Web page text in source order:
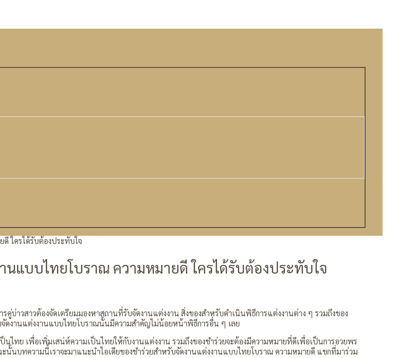
นแบบไทยโบราณ ความหมายดี ใครได้รับต้องประทับใจ
าวสาวต้องจัดเตรียมมองหาสถานที่รับจัดงานแต่งงาน สิ่งของสำหรับดำเนินพิธีการแต่งงานต่าง ๆ รวมถึงของ
ดงานแต่งงานแบบไทยโบราณนั้นมีความสำคัญไม่น้อยหน้าพิธีการอื่น ๆ เลย
นไทย เพื่อเพิ่มเสน่ห์ความเป็นไทยให้กับงานแต่งงาน รวมถึงของชำร่วยจะต้องมีความหมายที่ดีเพื่อเป็นการอวยพร
นบทความนี้เราจะมาแนะนำไอเดียของชำร่วยสำหรับจัดงานแต่งงานแบบไทยโบราณ ความหมายดี แขกที่มาร่วม